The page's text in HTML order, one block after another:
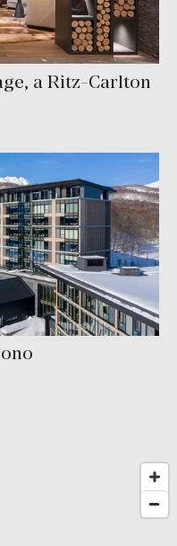
a Ritz-Carlton